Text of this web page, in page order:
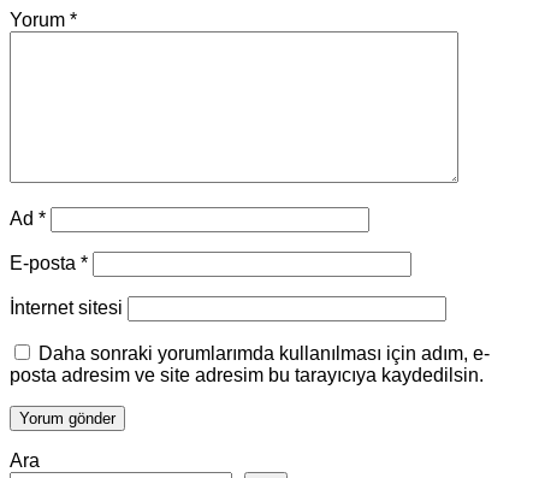
Yorum *
Ad *
E-posta *
İnternet sitesi
Daha sonraki yorumlarımda kullanılması için adım, e-
posta adresim ve site adresim bu tarayıcıya kaydedilsin.
Ara